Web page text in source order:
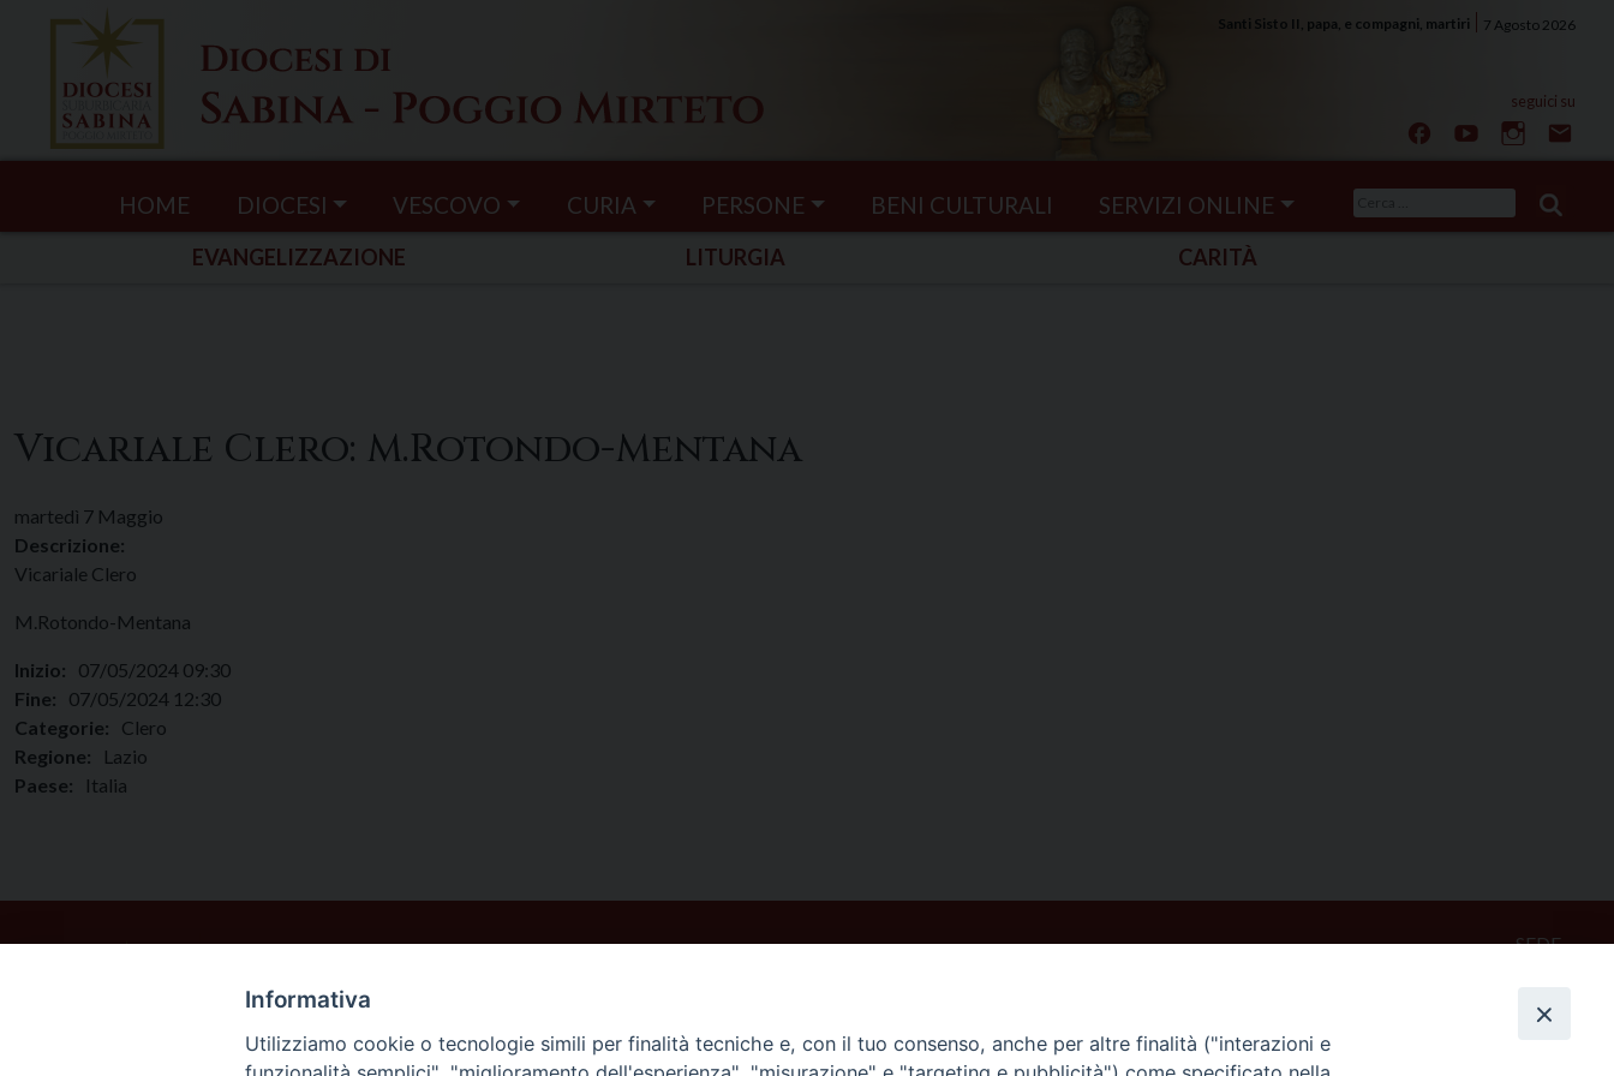
7 Agosto 2026
Santi Sisto II, papa, e compagni, martiri
HOME DIOCESI VESCOVO CURIA PERSONE BENI CULTURALI SERVIZI ONLINE
per:
EVANGELIZZAZIONE LITURGIA CARITÀ
Vicariale Clero: M.Rotondo-Mentana
martedì 7 Maggio
Descrizione:
Vicariale Clero
M.Rotondo-Mentana
Inizio:
07/05/2024 09:30
Fine:
07/05/2024 12:30
Categorie:
Clero
Regione:
Lazio
Paese:
Italia
SEDE
02047 Poggio Mirteto (Rieti)
Informativa
Utilizziamo cookie o tecnologie simili per finalità tecniche e, con il tuo consenso, anche per altre finalità ("interazioni e